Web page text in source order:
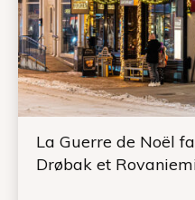
La Guerre de Noël
Drøbak et